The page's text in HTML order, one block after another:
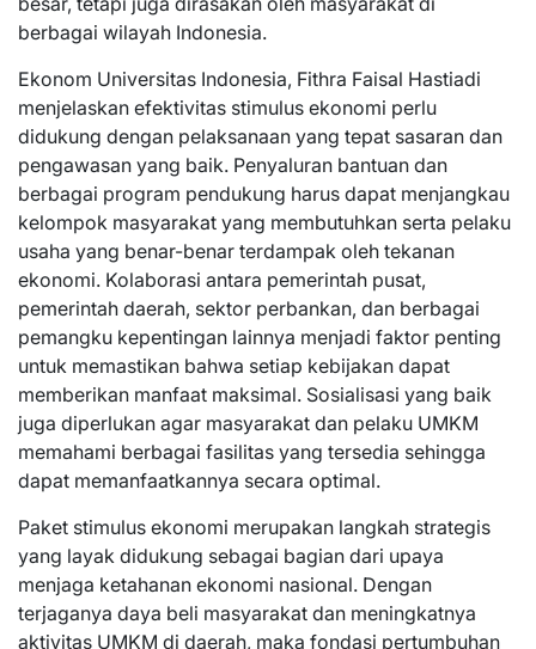
berbagai wilayah Indonesia.
Ekonom Universitas Indonesia, Fithra Faisal Hastiadi
menjelaskan efektivitas stimulus ekonomi perlu
didukung dengan pelaksanaan yang tepat sasaran dan
pengawasan yang baik. Penyaluran bantuan dan
berbagai program pendukung harus dapat menjangkau
kelompok masyarakat yang membutuhkan serta pelaku
usaha yang benar-benar terdampak oleh tekanan
ekonomi. Kolaborasi antara pemerintah pusat,
pemerintah daerah, sektor perbankan, dan berbagai
pemangku kepentingan lainnya menjadi faktor penting
untuk memastikan bahwa setiap kebijakan dapat
memberikan manfaat maksimal. Sosialisasi yang baik
juga diperlukan agar masyarakat dan pelaku UMKM
memahami berbagai fasilitas yang tersedia sehingga
dapat memanfaatkannya secara optimal.
Paket stimulus ekonomi merupakan langkah strategis
yang layak didukung sebagai bagian dari upaya
menjaga ketahanan ekonomi nasional. Dengan
terjaganya daya beli masyarakat dan meningkatnya
aktivitas UMKM di daerah, maka fondasi pertumbuhan